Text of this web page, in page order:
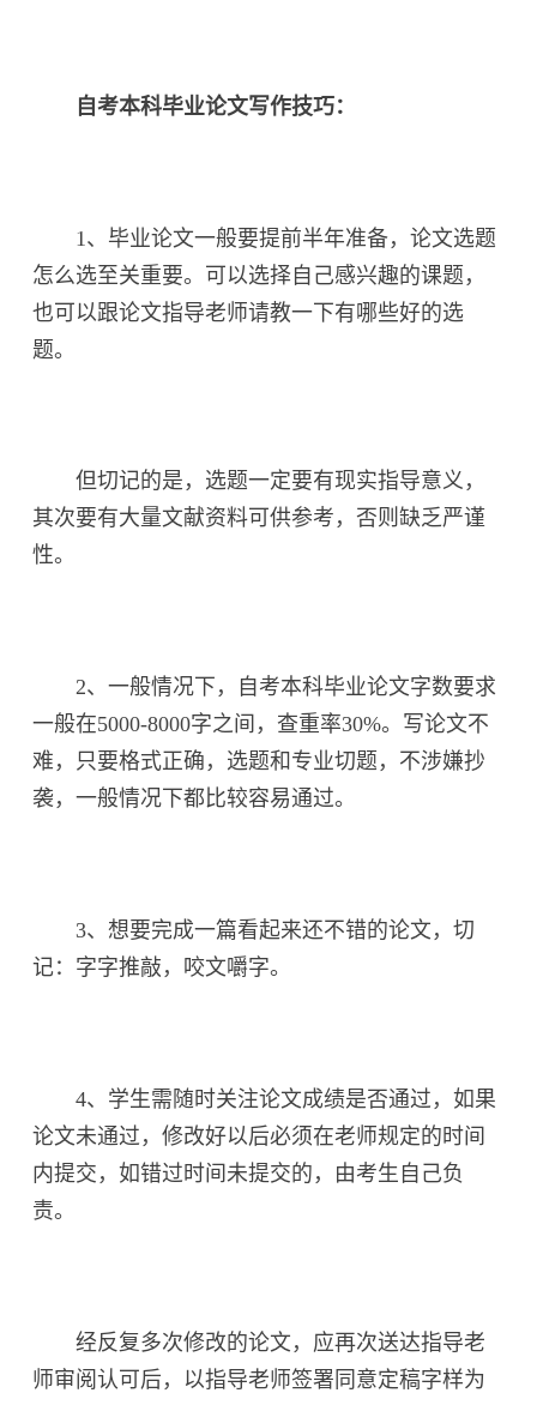
自考本科毕业论文写作技巧：
1、毕业论文一般要提前半年准备，论文选题
怎么选至关重要。可以选择自己感兴趣的课题，
也可以跟论文指导老师请教一下有哪些好的选
题。
但切记的是，选题一定要有现实指导意义，
其次要有大量文献资料可供参考，否则缺乏严谨
性。
2、一般情况下，自考本科毕业论文字数要求
一般在5000-8000字之间，查重率30%。写论文不
难，只要格式正确，选题和专业切题，不涉嫌抄
袭，一般情况下都比较容易通过。
3、想要完成一篇看起来还不错的论文，切
记：字字推敲，咬文嚼字。
4、学生需随时关注论文成绩是否通过，如果
论文未通过，修改好以后必须在老师规定的时间
内提交，如错过时间未提交的，由考生自己负
责。
经反复多次修改的论文，应再次送达指导老
师审阅认可后，以指导老师签署同意定稿字样为